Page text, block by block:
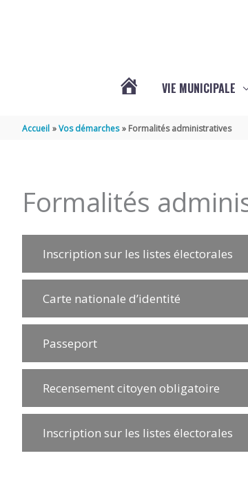
MAZERAY
VIE MUNICIPALE
Accueil Vos démarches Formalités administratives
Formalités
Inscription sur les listes électorales
Carte nationale d’identité
Passeport
Recensement citoyen obligatoire
Inscription sur les listes électorales